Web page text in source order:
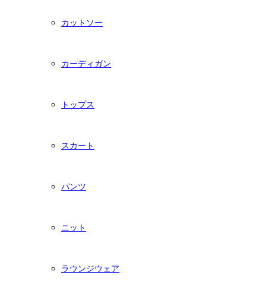
カットソー
カーディガン
トップス
スカート
パンツ
ニット
ラウンジウェア